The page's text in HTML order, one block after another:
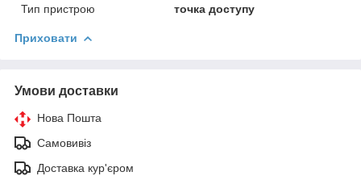
Тип пристрою
точка доступу
Приховати
Умови доставки
Нова Пошта
Самовивіз
Доставка кур'єром